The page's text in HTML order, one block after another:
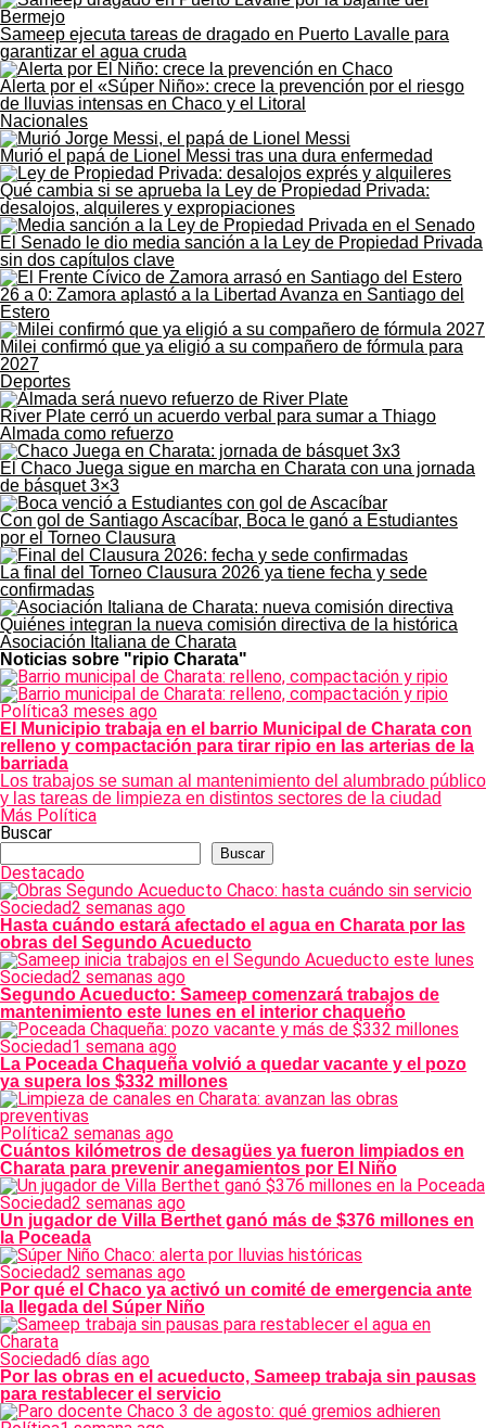
Sameep ejecuta tareas de dragado en Puerto Lavalle para
garantizar el agua cruda
Alerta por el «Súper Niño»: crece la prevención por el riesgo
de lluvias intensas en Chaco y el Litoral
Nacionales
Murió el papá de Lionel Messi tras una dura enfermedad
Qué cambia si se aprueba la Ley de Propiedad Privada:
desalojos, alquileres y expropiaciones
El Senado le dio media sanción a la Ley de Propiedad Privada
sin dos capítulos clave
26 a 0: Zamora aplastó a la Libertad Avanza en Santiago del
Estero
Milei confirmó que ya eligió a su compañero de fórmula para
2027
Deportes
River Plate cerró un acuerdo verbal para sumar a Thiago
Almada como refuerzo
El Chaco Juega sigue en marcha en Charata con una jornada
de básquet 3×3
Con gol de Santiago Ascacíbar, Boca le ganó a Estudiantes
por el Torneo Clausura
La final del Torneo Clausura 2026 ya tiene fecha y sede
confirmadas
Quiénes integran la nueva comisión directiva de la histórica
Asociación Italiana de Charata
Noticias sobre "ripio Charata"
Política3 meses ago
El Municipio trabaja en el barrio Municipal de Charata con
relleno y compactación para tirar ripio en las arterias de la
barriada
Los trabajos se suman al mantenimiento del alumbrado público
y las tareas de limpieza en distintos sectores de la ciudad
Más Política
Buscar
Buscar
Destacado
Sociedad2 semanas ago
Hasta cuándo estará afectado el agua en Charata por las
obras del Segundo Acueducto
Sociedad2 semanas ago
Segundo Acueducto: Sameep comenzará trabajos de
mantenimiento este lunes en el interior chaqueño
Sociedad1 semana ago
La Poceada Chaqueña volvió a quedar vacante y el pozo
ya supera los $332 millones
Política2 semanas ago
Cuántos kilómetros de desagües ya fueron limpiados en
Charata para prevenir anegamientos por El Niño
Sociedad2 semanas ago
Un jugador de Villa Berthet ganó más de $376 millones en
la Poceada
Sociedad2 semanas ago
Por qué el Chaco ya activó un comité de emergencia ante
la llegada del Súper Niño
Sociedad6 días ago
Por las obras en el acueducto, Sameep trabaja sin pausas
para restablecer el servicio